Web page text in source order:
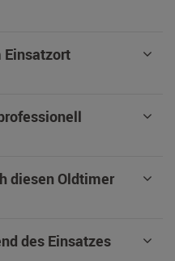
Einsatzort
diesen Oldtimer
des Einsatzes